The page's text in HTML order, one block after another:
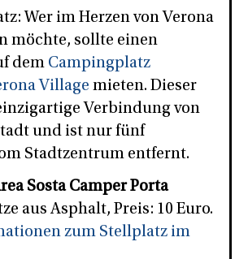
Wer im Herzen von Verona
möchte, sollte einen
dem Campingplatz
Village mieten. Dieser
Verbindung von
und ist nur fünf
Stadtzentrum entfernt.
Sosta Camper Porta
aus Asphalt, Preis: 10 Euro.
zum Stellplatz im